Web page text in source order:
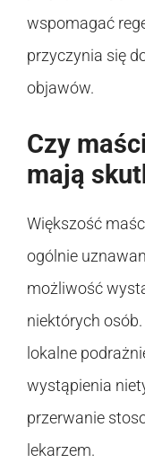
wspomagać
przyczynia się
objawów.
Czy
mają
Większość
ogólnie
możliwość
niektórych
lokalne
wystąpienia
przerwanie
lekarzem.